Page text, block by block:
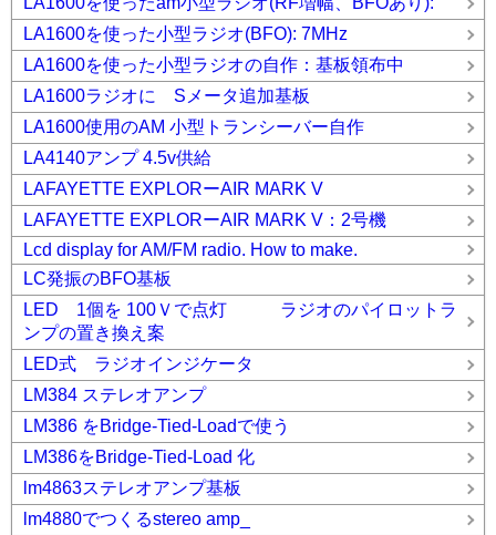
LA1600を使った小型ラジオ(BFO): 7MHz
LA1600を使った小型ラジオの自作：基板領布中
LA1600ラジオに Sメータ追加基板
LA1600使用のAM 小型トランシーバー自作
LA4140アンプ 4.5v供給
LAFAYETTE EXPLORーAIR MARK V
LAFAYETTE EXPLORーAIR MARK V：2号機
Lcd display for AM/FM radio. How to make.
LC発振のBFO基板
LED 1個を 100Ｖで点灯 ラジオのパイロットラ
ンプの置き換え案
LED式 ラジオインジケータ
LM384 ステレオアンプ
LM386 をBridge-Tied-Loadで使う
LM386をBridge-Tied-Load 化
lm4863ステレオアンプ基板
lm4880でつくるstereo amp_